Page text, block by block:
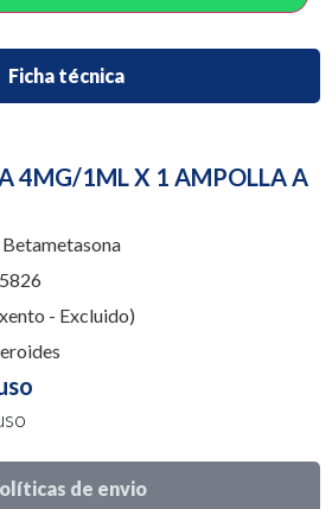
Ficha técnica
de envio
4MG/1ML X 1 AMPOLLA A
Betametasona
- Excluido)